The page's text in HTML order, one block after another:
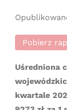
Pobierz
Uśredniona
kwartale